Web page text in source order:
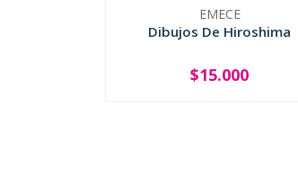
EMECE
Dibujos De Hiroshima
+
$15.000